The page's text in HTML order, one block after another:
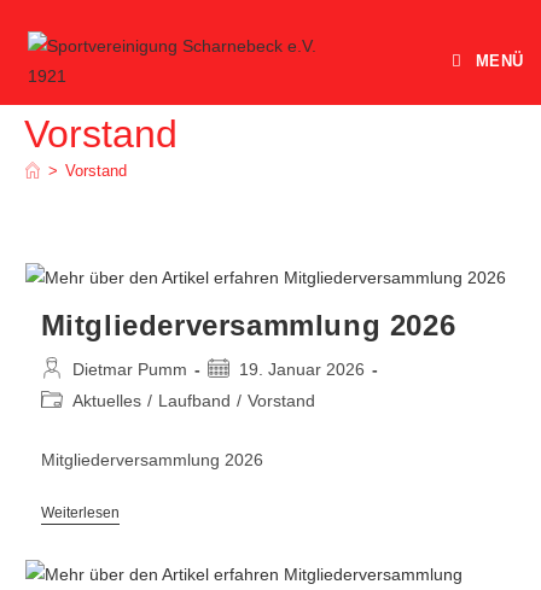
Inhalt
springen
MENÜ
Vorstand
> Vorstand
Mitgliederversammlung 2026
Beitrags-
Autor:
Dietmar Pumm
Beitrag
veröffentlicht:
19. Januar 2026
Beitrags-Aktuelles / Laufband / Vorstand
Mitgliederversammlung 2026
WeiterlesenMitgliederversammlung